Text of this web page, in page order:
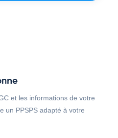
et les informations de votre
un PPSPS adapté à votre